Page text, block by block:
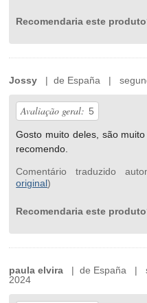
Recomendaria este
Jossy | de España |
Avaliação geral: 5
Gosto muito deles, são
recomendo.
Comentário traduzido
original)
Recomendaria este
paula elvira | de España |
2024